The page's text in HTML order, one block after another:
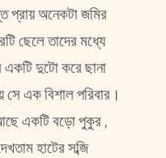
প্রায় অনেকটা জমির
ছেলে তাদের মধ্যে
একটি দুটো করে ছানা
এক বিশাল পরিবার।
একটি বড়ো পুকুর ,
হাটের সব্জি